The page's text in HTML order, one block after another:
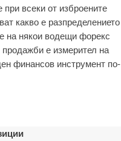
всеки от изброените
какво е разпределението
на някои водещи форекс
е измерител на
финансов инструмент по-